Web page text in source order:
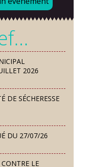
(concept
septembre
des
2026
DE SÉCHERESSE
DU 27/07/26
LE